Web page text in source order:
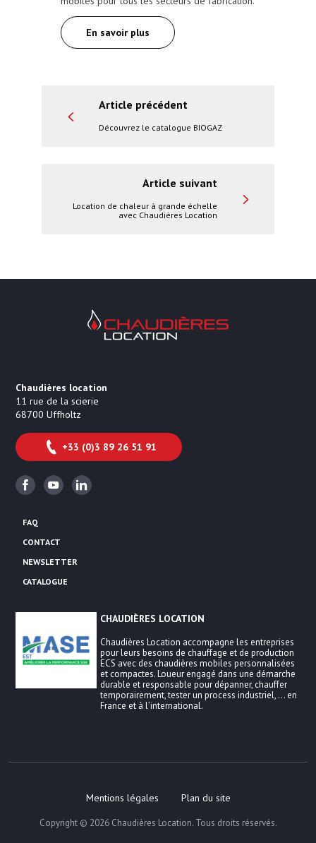
En savoir plus
Article précédent
Découvrez le catalogue BIOGAZ
Article suivant
Location de chaleur à grande échelle
avec Chaudières Location
Chaudières Location Location de
Chaudières location
11 rue de la scierie
68700 Uffholtz
+33 (0)3 89 26 51 91
FacebookYoutubeLinkedin
FAQ
CONTACT
NEWSLETTER
CATALOGUE
CHAUDIÈRES LOCATION
Chaudières Location accompagne les entreprises
pour leurs besoins de chauffage et de production
ECS avec des chaudières mobiles personnalisées
et compactes. Loueur engagé dans une démarche
durable et responsable pour dépanner, chauffer
temporairement, tester un process industriel, … en
France et à l’international.
Mentions légales Plan du site
Copyright © 2026 Chaudières Location. Tous droits réservés.